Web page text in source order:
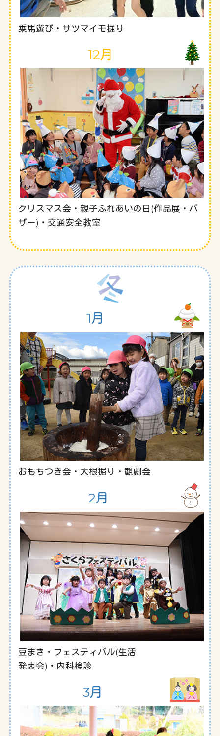
乗馬遊び・サツマイモ掘り
12月
クリスマス会・親子ふれあいの日(作品展・バ
ザー)・交通安全教室
1月
おもちつき会・大根掘り・観劇会
2月
豆まき・フェスティバル(生活
発表会)・内科検診
3月